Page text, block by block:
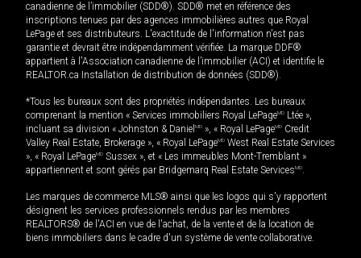
canadienne de l’immobilier (SDD®). SDD® met en référence des
inscriptions tenues par des agences immobilières autres que Royal
LePage et ses distributeurs. L'exactitude de l'information n'est pas
garantie et devrait être indépendamment vérifiée. La marque DDF®
appartient à l'Association canadienne de l’immobilier (ACI) et identifie le
REALTOR.ca Installation de distribution de données (SDD®).
*Tous les bureaux sont des propriétés indépendantes. Les bureaux
comprenant la mention « Services immobiliers Royal LePageMD Ltée »,
incluant sa division « Johnston & Daniel MD », « Royal LePageMD Credit
Valley Real Estate, Brokerage », « Royal LePageMD West Real Estate Services
», « Royal LePageMD Sussex », et « Les immeubles Mont-Tremblant »
appartiennent et sont gérés par Bridgemarq Real Estate ServicesMD.
Les marques de commerce MLS® ainsi que les logos qui s'y rapportent
désignent les services professionnels rendus par les membres
REALTORS® de l'ACI en vue de l'achat, de la vente et de la location de
biens immobiliers dans le cadre d'un système de vente collaborative.